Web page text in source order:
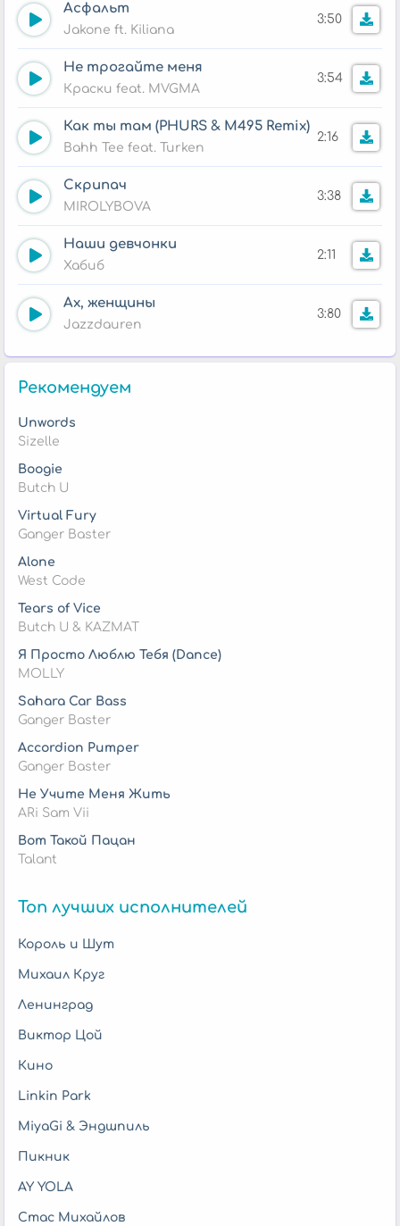
Асфальт
Jakone ft. Kiliana
3:50
Не трогайте меня
Краски feat. MVGMA
3:54
Как ты там (PHURS & M495 Remix)
Bahh Tee feat. Turken
2:16
Скрипач
MIROLYBOVA
3:38
Наши девчонки
Хабиб
2:11
Ах, женщины
Jazzdauren
3:80
Рекомендуем
Unwords
Sizelle
Boogie
Butch U
Virtual Fury
Ganger Baster
Alone
West Code
Tears of Vice
Butch U & KAZMAT
Я Просто Люблю Тебя (Dance)
MOLLY
Sahara Car Bass
Ganger Baster
Accordion Pumper
Ganger Baster
Не Учите Меня Жить
ARi Sam Vii
Вот Такой Пацан
Talant
Топ лучших исполнителей
Король и Шут
Михаил Круг
Ленинград
Виктор Цой
Кино
Linkin Park
MiyaGi & Эндшпиль
Пикник
AY YOLA
Стас Михайлов